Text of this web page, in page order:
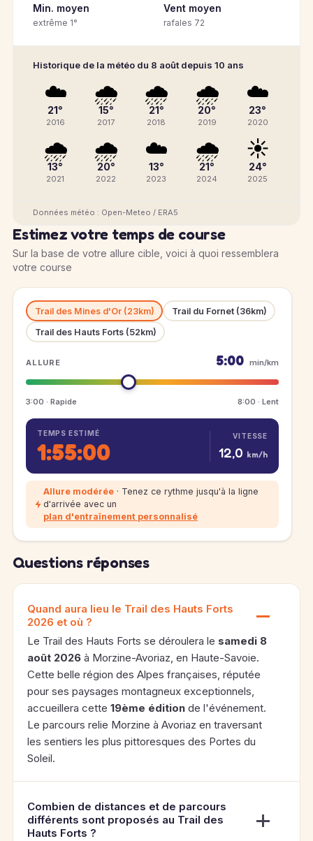
Min. moyen
extrême 1°
Vent moyen
rafales 72
Historique de la météo du 8 août depuis 10 ans
☁️
21°
2016
🌧️
15°
2017
🌧️
21°
2018
🌧️
20°
2019
☁️
23°
2020
🌧️
13°
2021
🌧️
20°
2022
☁️
13°
2023
🌧️
21°
2024
☀️
24°
2025
Données météo : Open-Meteo / ERA5
Estimez votre temps de course
Sur la base de votre allure cible, voici à quoi ressemblera
votre course
Trail des Mines d'Or (23km)
Trail du Fornet (36km)
Trail des Hauts Forts (52km)
ALLURE 5:00 min/km
3:00 · Rapide 8:00 · Lent
TEMPS ESTIMÉ
1:55:00
VITESSE
12,0 km/h
Allure modérée · Tenez ce rythme jusqu'à la ligne
d'arrivée avec un
plan d'entraînement personnalisé
Questions réponses
Quand aura lieu le Trail des Hauts Forts
2026 et où ?
Le Trail des Hauts Forts se déroulera le samedi 8
août 2026 à Morzine-Avoriaz, en Haute-Savoie.
Cette belle région des Alpes françaises, réputée
pour ses paysages montagneux exceptionnels,
accueillera cette 19ème édition de l'événement.
Le parcours relie Morzine à Avoriaz en traversant
les sentiers les plus pittoresques des Portes du
Soleil.
Combien de distances et de parcours
différents sont proposés au Trail des
Hauts Forts ?